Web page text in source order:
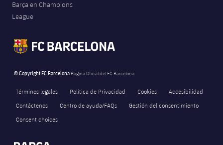
Barça en Champions
League
© Copyright FC Barcelona Página Oficial del FC Barcelona
Términos legales Política de Privacidad Cookies
Accesibilidad
Contáctenos
Centro de ayuda/FAQs
Gestión del consentimiento
Consent choices